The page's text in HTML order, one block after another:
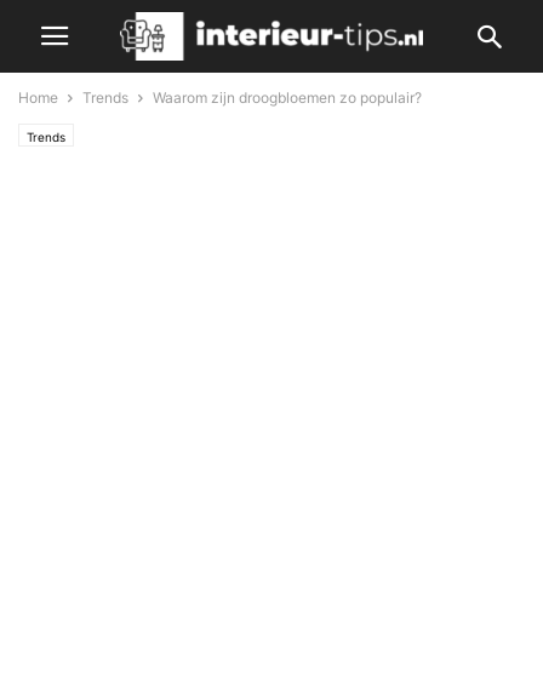
Home Trends Waarom zijn droogbloemen zo populair?
Trends